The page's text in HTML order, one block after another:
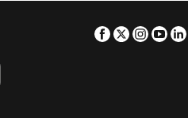
Crowne Plaza Frankfurt Congress Hotel By Ihg
Facebook
Twitter